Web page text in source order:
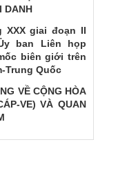
DANH
XXX giai đoạn II
ban Liên họp
biên giới trên
Trung Quốc
VỀ CỘNG HÒA
VE) VÀ QUAN